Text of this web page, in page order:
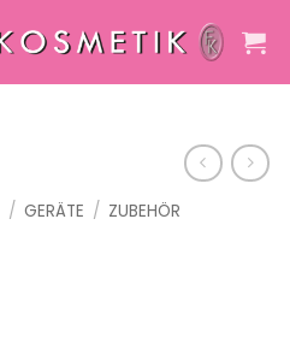
/ GERÄTE / ZUBEHÖR